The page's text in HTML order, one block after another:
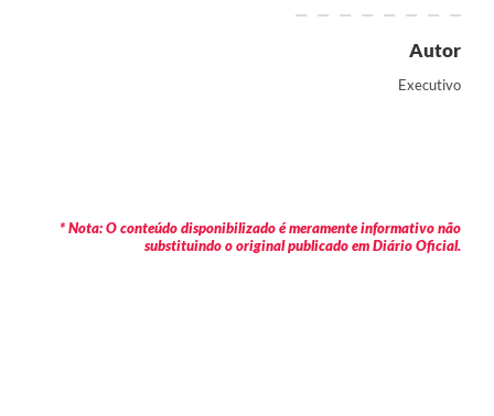
Autor
Executivo
* Nota: O conteúdo disponibilizado é meramente informativo não
substituindo o original publicado em Diário Oficial.